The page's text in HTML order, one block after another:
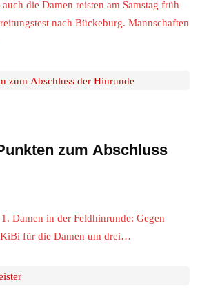
die Damen reisten am Samstag früh
nach Bückeburg. Mannschaften
zum Abschluss
Damen in der Feldhinrunde: Gegen
für die Damen um drei…